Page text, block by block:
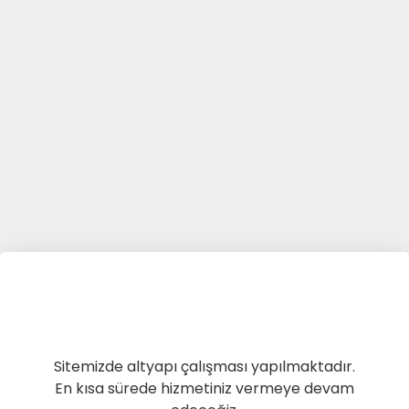
Sitemizde altyapı çalışması yapılmaktadır.
En kısa sürede hizmetiniz vermeye devam